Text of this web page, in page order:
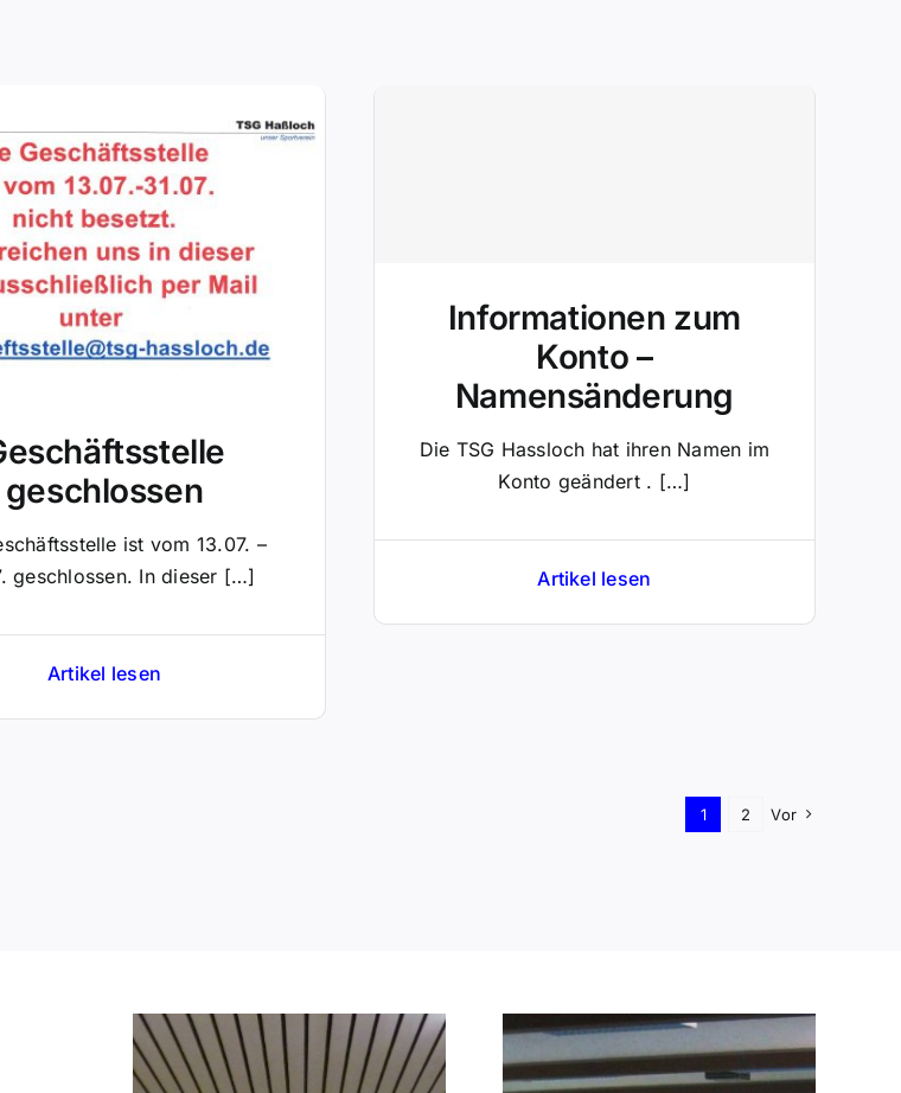
geschlossen
ist vom 13.07. –
geschlossen. In dieser […]
Artikel lesen
Informationen zum
Konto –
Namensänderung
Die TSG Hassloch hat ihren Namen im
Konto geändert . […]
Artikel lesen
1 2 Vor